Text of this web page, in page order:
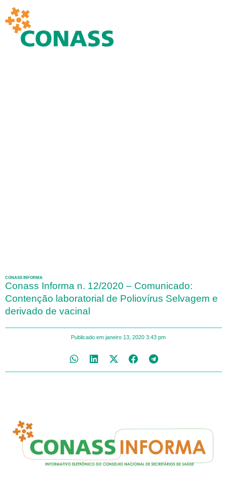
CONASS INFORMA
Conass Informa n. 12/2020 – Comunicado:
Contenção laboratorial de Poliovírus Selvagem e
derivado de vacinal
Publicado em janeiro 13, 2020 3:43 pm